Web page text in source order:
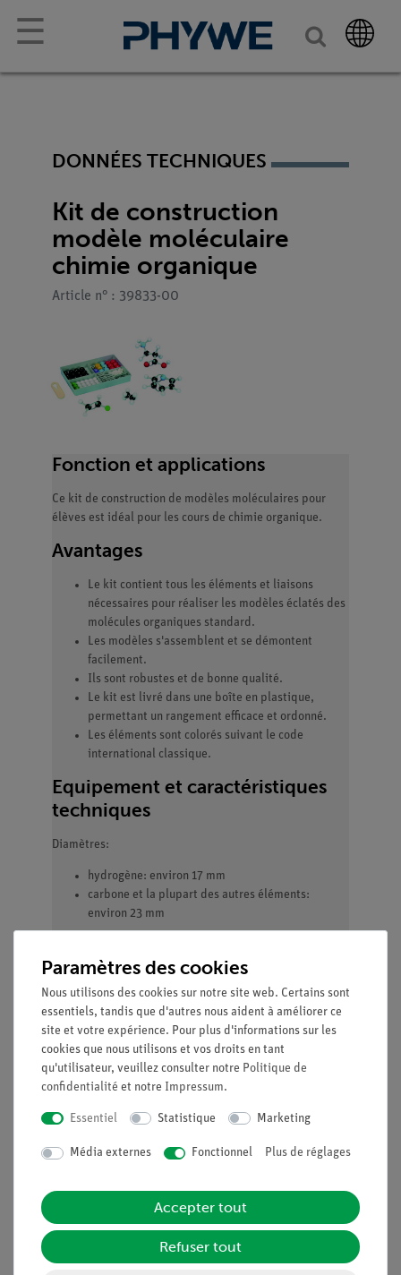
☰
DONNÉES TECHNIQUES
Kit de construction
modèle moléculaire
chimie organique
Article n° : 39833-00
Fonction et applications
Ce kit de construction de modèles moléculaires pour
élèves est idéal pour les cours de chimie organique.
Avantages
Le kit contient tous les éléments et liaisons
nécessaires pour réaliser les modèles éclatés des
molécules organiques standard.
Les modèles s'assemblent et se démontent
facilement.
Ils sont robustes et de bonne qualité.
Le kit est livré dans une boîte en plastique,
permettant un rangement efficace et ordonné.
Les éléments sont colorés suivant le code
international classique.
Equipement et caractéristiques
techniques
Diamètres:
hydrogène: environ 17 mm
carbone et la plupart des autres éléments:
environ 23 mm
12 billes noires (Carbone)
20 billes blanches (Hydrogène)
6 billes rouges (Oxygène)
4 billes bleues (Azote)
2 billes jaunes (Soufre)
1 bille orange (Phosphore)
4 billes vertes (Halogène)
26 Connecteurs, moyens
26 Connecteurs, courts
Paramètres des cookies
Nous utilisons des cookies sur notre site web. Certains sont
essentiels, tandis que d'autres nous aident à améliorer ce
site et votre expérience. Pour plus d'informations sur les
cookies que nous utilisons et vos droits en tant
qu'utilisateur, veuillez consulter notre Politique de
confidentialité et notre Impressum.
Essentiel Statistique Marketing
Média externes Fonctionnel Plus de réglages
Accepter tout
Refuser tout